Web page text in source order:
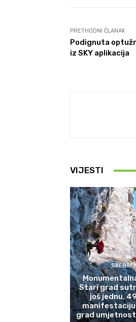
PRETHODNI ČLANAK
Podignuta
iz SKY aplikacija
VIJESTI
Stari grad
još jednu,
manifestaciju
grad